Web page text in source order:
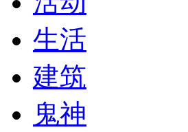
生活
建筑
鬼神